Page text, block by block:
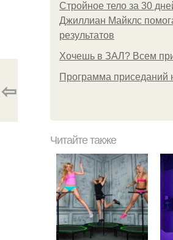
Стройное тело за 30
Джиллиан Майклс
результатов
Хочешь в ЗАЛ? Всем
Программа приседаний
⇦
Читайте также